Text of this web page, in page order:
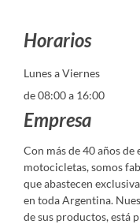
Horarios
Lunes a Viernes
de 08:00 a 16:00
Empresa
Con más de 40 años
motocicletas, somos
que abastecen
en toda Argentina.
de sus productos, está